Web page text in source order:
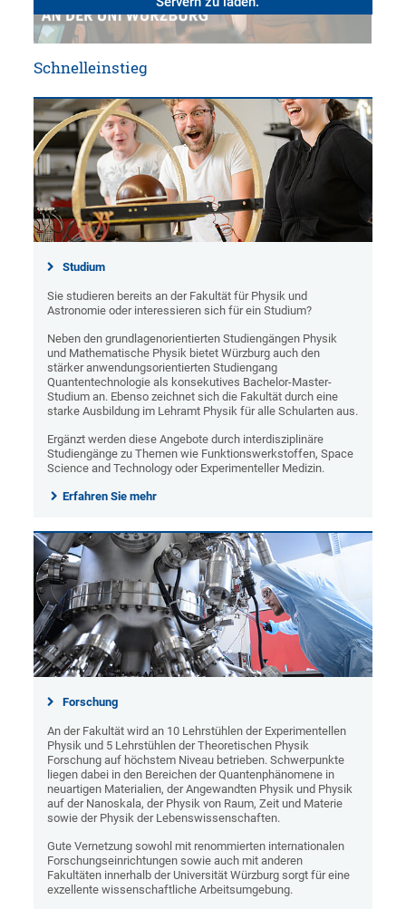
Schnelleinstieg
Studium
Sie studieren bereits an der Fakultät für Physik und
Astronomie oder interessieren sich für ein Studium?
Neben den grundlagenorientierten Studiengängen Physik
und Mathematische Physik bietet Würzburg auch den
stärker anwendungsorientierten Studiengang
Quantentechnologie als konsekutives Bachelor-Master-
Studium an. Ebenso zeichnet sich die Fakultät durch eine
starke Ausbildung im Lehramt Physik für alle Schularten aus.
Ergänzt werden diese Angebote durch interdisziplinäre
Studiengänge zu Themen wie Funktionswerkstoffen, Space
Science and Technology oder Experimenteller Medizin.
Erfahren Sie mehr
Forschung
An der Fakultät wird an 10 Lehrstühlen der Experimentellen
Physik und 5 Lehrstühlen der Theoretischen Physik
Forschung auf höchstem Niveau betrieben. Schwerpunkte
liegen dabei in den Bereichen der Quantenphänomene in
neuartigen Materialien, der Angewandten Physik und Physik
auf der Nanoskala, der Physik von Raum, Zeit und Materie
sowie der Physik der Lebenswissenschaften.
Gute Vernetzung sowohl mit renommierten internationalen
Forschungseinrichtungen sowie auch mit anderen
Fakultäten innerhalb der Universität Würzburg sorgt für eine
exzellente wissenschaftliche Arbeitsumgebung.